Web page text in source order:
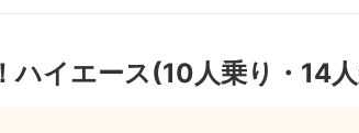
ハイエース(10人乗り・14